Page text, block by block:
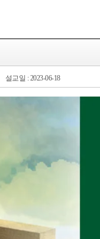
설교일 : 2023-06-18